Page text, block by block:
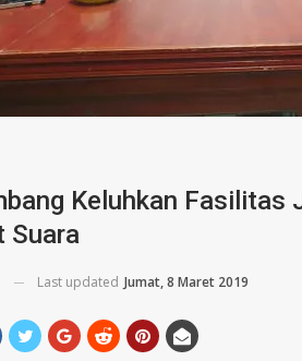
Keluhkan Fasilitas
Suara
Last updated Jumat, 8 Maret 2019